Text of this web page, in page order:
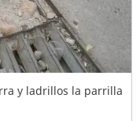
y ladrillos la parrilla